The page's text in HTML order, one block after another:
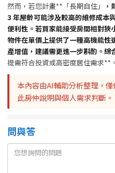
然而，若您計畫**「長期自住」
，
3 年屋齡可能涉及較高的維修成本
便利性。若買家能接受房間相對狹
物件在單價上提供了一種高機能性
產增值，建議需更進一步斟酌。綜
提需符合投資或高密度居住需求**。
本內容由AI輔助分析整理，
此房仲說明與個人需求判斷。
問與答